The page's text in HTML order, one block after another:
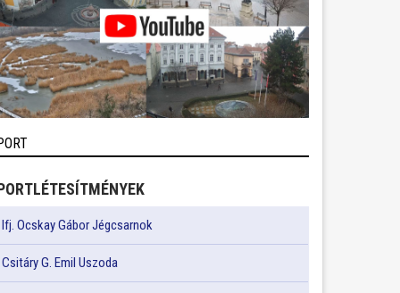
Ifj. Ocskay Gábor Jégcsarnok
Csitáry G. Emil Uszoda